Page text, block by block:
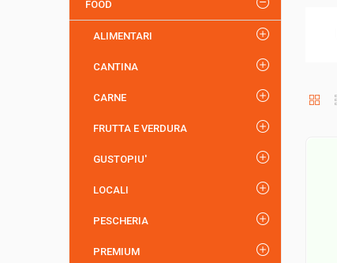
FOOD
ALIMENTARI
CANTINA
CARNE
FRUTTA E VERDURA
GUSTOPIU'
LOCALI
PESCHERIA
PREMIUM